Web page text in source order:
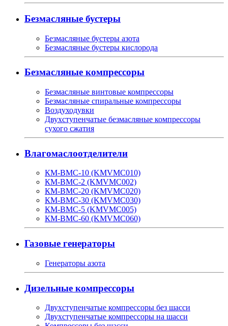
Безмасляные бустеры
Безмасляные бустеры азота
Безмасляные бустеры кислорода
Безмасляные компрессоры
Безмасляные винтовые компрессоры
Безмасляные спиральные компрессоры
Воздуходувки
Двухступенчатые безмасляные компрессоры
сухого сжатия
Влагомаслоотделители
КМ-ВМС-10 (KMVMC010)
КМ-ВМС-2 (KMVMC002)
КМ-ВМС-20 (KMVMC020)
КМ-ВМС-30 (KMVMC030)
КМ-ВМС-5 (KMVMC005)
КМ-ВМС-60 (KMVMC060)
Газовые генераторы
Генераторы азота
Дизельные компрессоры
Двухступенчатые компрессоры без шасси
Двухступенчатые компрессоры на шасси